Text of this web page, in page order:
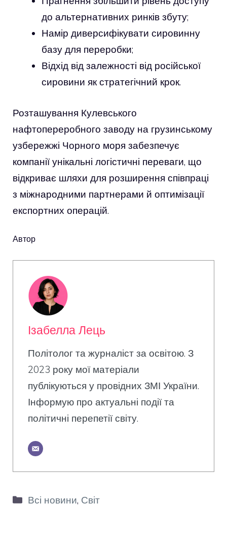
до альтернативних ринків збуту;
Намір диверсифікувати сировинну
базу для переробки;
Відхід від залежності від російської
сировини як стратегічний крок.
Розташування Кулевського
нафтопереробного заводу на грузинському
узбережжі Чорного моря забезпечує
компанії унікальні логістичні переваги, що
відкриває шляхи для розширення співпраці
з міжнародними партнерами й оптимізації
експортних операцій.
Автор
Ізабелла Лець
Політолог та журналіст за освітою. З
2023 року мої матеріали
публікуються у провідних ЗМІ України.
Інформую про актуальні події та
політичні перепетії світу.
Категорії
Всі новини, Світ